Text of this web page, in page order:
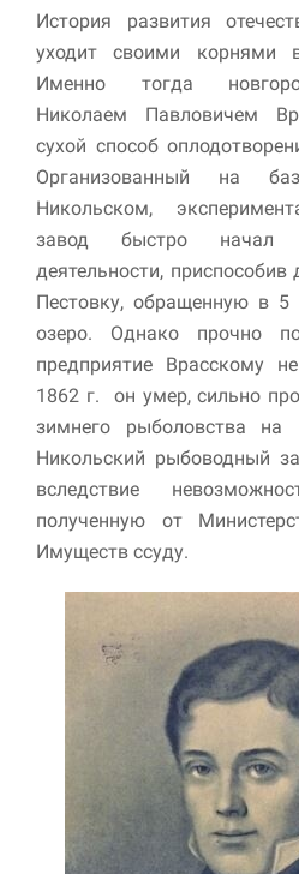
История развития
уходит своими корнями
Именно тогда
Николаем Павловичем
сухой способ
Организованный на
Никольском,
завод быстро начал
деятельности, приспособив
Пестовку, обращенную в 5
озеро. Однако прочно
предприятие Врасскому
1862 г. он умер, сильно
зимнего рыболовства на
Никольский рыбоводный
вследствие
полученную от
Имуществ ссуду.